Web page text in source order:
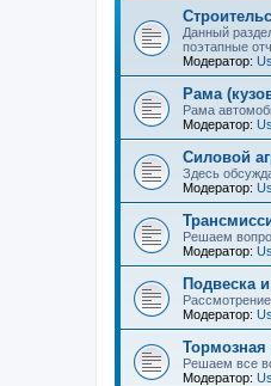
Данный
поэтапные
Модератор:
Рама
Рама
Модератор:
Силовой
Здесь
Модератор:
Решаем
Модератор:
Подвеска
Модератор:
Тормозная
Решаем все
Модератор: